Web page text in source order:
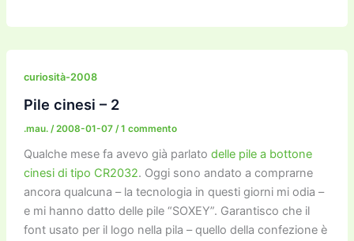
c
e
b
o
o
k
itt
er
ai
l
ai
l
st
o
e
gr
p
y
k
e
n
di
curiosità-2008
Pile cinesi – 2
.mau. /2008-01-07 /1 commento
Qualche mese fa avevo già parlato delle pile a bottone
cinesi di tipo CR2032. Oggi sono andato a comprarne
ancora qualcuna – la tecnologia in questi giorni mi odia –
e mi hanno datto delle pile “SOXEY”. Garantisco che il
font usato per il logo nella pila – quello della confezione è